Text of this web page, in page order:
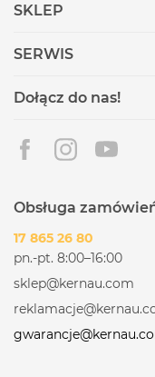
SKLEP
SERWIS
Dołącz do nas!
Obsługa
17 865 26 80
pn.-pt. 8:00–16:00
sklep@kernau.com